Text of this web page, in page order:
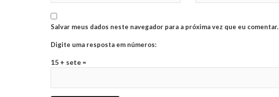
Salvar meus dados neste navegador para a próxima vez que eu comentar.
Digite uma resposta em números:
15 + sete =